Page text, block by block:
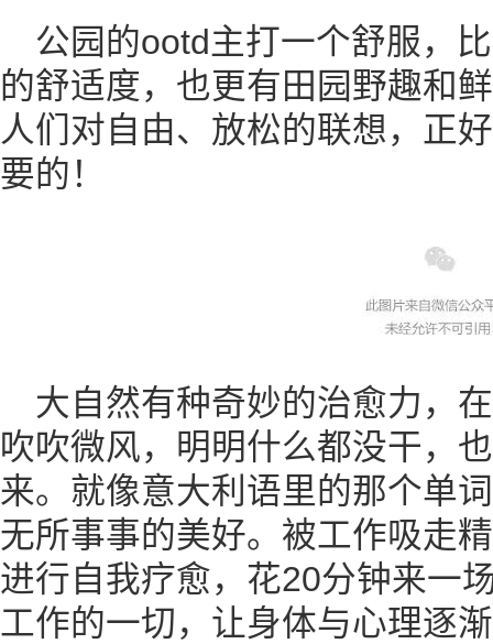
公园的ootd主打一个舒服，
的舒适度，也更有田园野趣和
人们对自由、放松的联想，正
要的！
大自然有种奇妙的治愈力，
吹吹微风，明明什么都没干，
来。就像意大利语里的那个单
无所事事的美好。被工作吸走
进行自我疗愈，花20分钟来一
工作的一切，让身体与心理逐